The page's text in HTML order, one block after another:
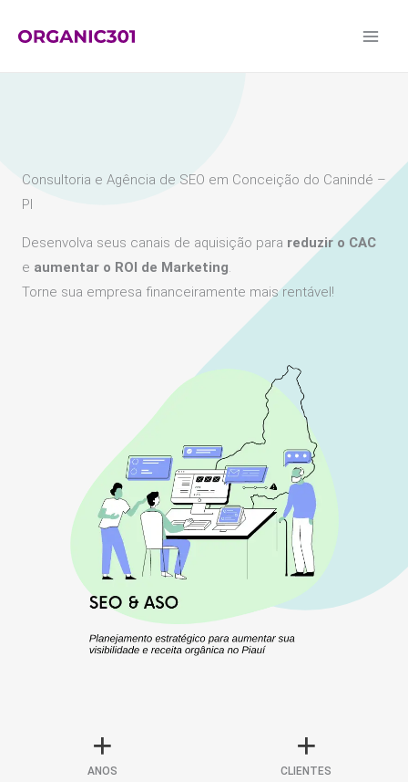
para
Consultoria e Agência de SEO em Conceição do Canindé –
PI
Desenvolva seus canais de aquisição para reduzir o CAC
e aumentar o ROI de Marketing.
Torne sua empresa financeiramente mais rentável!
+
ANOS
+
CLIENTES